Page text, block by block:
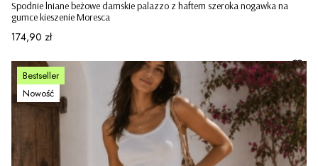
Spodnie lniane beżowe damskie palazzo z haftem szeroka nogawka na
gumce kieszenie Moresca
Cena
174,90 zł
Bestseller
Nowość